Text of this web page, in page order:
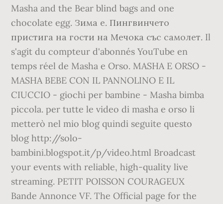
Masha and the Bear blind bags and one
chocolate egg. Зима е. Пингвинчето
пристига на гости на Мечока със самолет. Il
s'agit du compteur d'abonnés YouTube en
temps réel de Masha e Orso. MASHA E ORSO -
MASHA BEBE CON IL PANNOLINO E IL
CIUCCIO - giochi per bambine - Masha bimba
piccola. per tutte le video di masha e orso li
metterò nel mio blog quindi seguite questo
blog http://solo-
bambini.blogspot.it/p/video.html Broadcast
your events with reliable, high-quality live
streaming. PETIT POISSON COURAGEUX
Bande Annonce VF. The Official page for the